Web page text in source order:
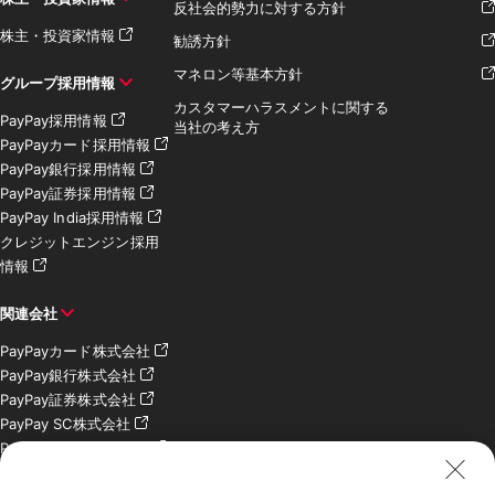
株主・投資家情報
グループ採用情報
PayPay採用情報
PayPayカード採用情報
PayPay銀行採用情報
PayPay証券採用情報
PayPay India採用情報
クレジットエンジン採用
情報
関連会社
PayPayカード株式会社
PayPay銀行株式会社
PayPay証券株式会社
PayPay SC株式会社
PayPay India Pvt. Ltd.
反社会的勢力に対する方針
勧誘方針
マネロン等基本方針
カスタマーハラスメントに関する
当社の考え方